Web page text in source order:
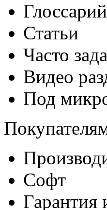
Глоссарий
Статьи
Часто
Видео
Под
Софт
Гарантия